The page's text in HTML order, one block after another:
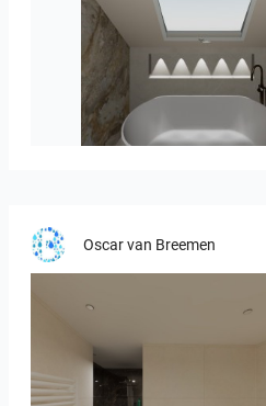
Hofman_J-01
Oscar van Breemen